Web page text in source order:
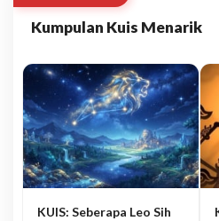
Kumpulan Kuis Menarik
KUIS: Seberapa Leo Sih